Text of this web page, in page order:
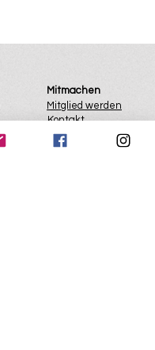
Mitmachen
Kontakt
Mitglied werden
Anfahrt